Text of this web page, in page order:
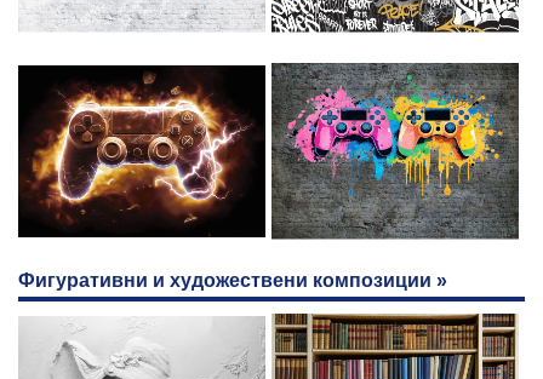
Фигуративни и художествени композиции »